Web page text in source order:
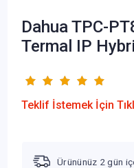
Dahua TPC-
Termal IP
Teklif İstemek İçin
Ürününüz 2 gün